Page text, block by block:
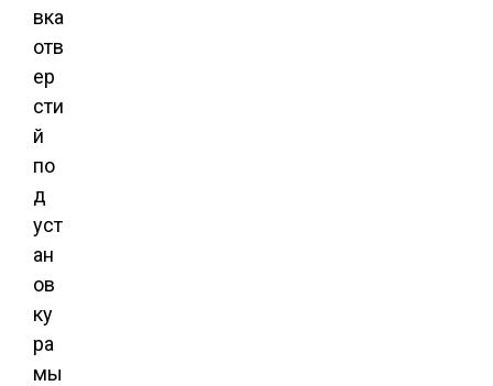
вка
отв
ер
сти
й
по
д
уст
ан
ов
ку
ра
мы